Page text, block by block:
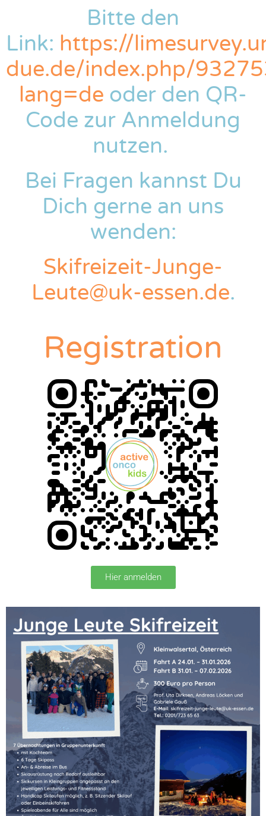
Bitte den
Link: https://
due.de/index.php/
lang=de oder den QR-
Code zur Anmeldung
nutzen.
Bei Fragen kannst Du
Dich gerne an uns
wenden:
Skifreizeit-Junge-
Leute@uk-essen.de.
Registration
Hier anmelden